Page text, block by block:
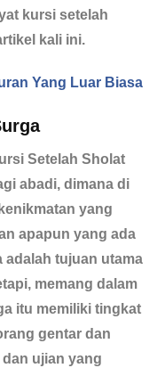
kursi setelah
kali ini.
Yang Luar Biasa
abadi, dimana di
yang
apapun yang ada
adalah tujuan utama
memang dalam
itu memiliki tingkat
gentar dan
ujian yang